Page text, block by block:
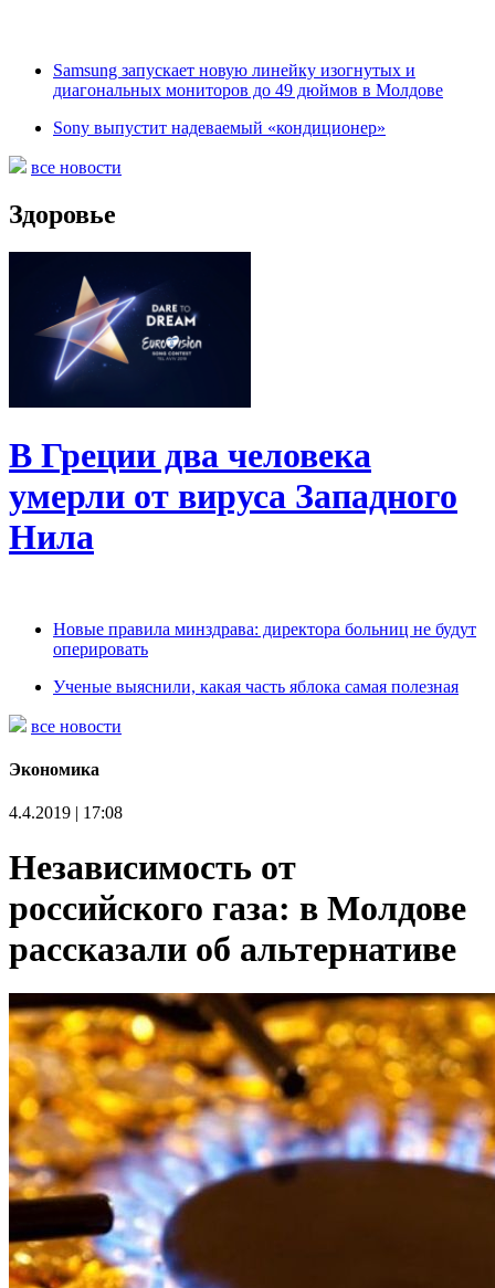
Samsung запускает новую линейку изогнутых и
диагональных мониторов до 49 дюймов в Молдове
Sony выпустит надеваемый «кондиционер»
все новости
Здоровье
В Греции два человека
умерли от вируса Западного
Нила
Новые правила минздрава: директора больниц не будут
оперировать
Ученые выяснили, какая часть яблока самая полезная
все новости
Экономика
4.4.2019 | 17:08
Независимость от
российского газа: в Молдове
рассказали об альтернативе